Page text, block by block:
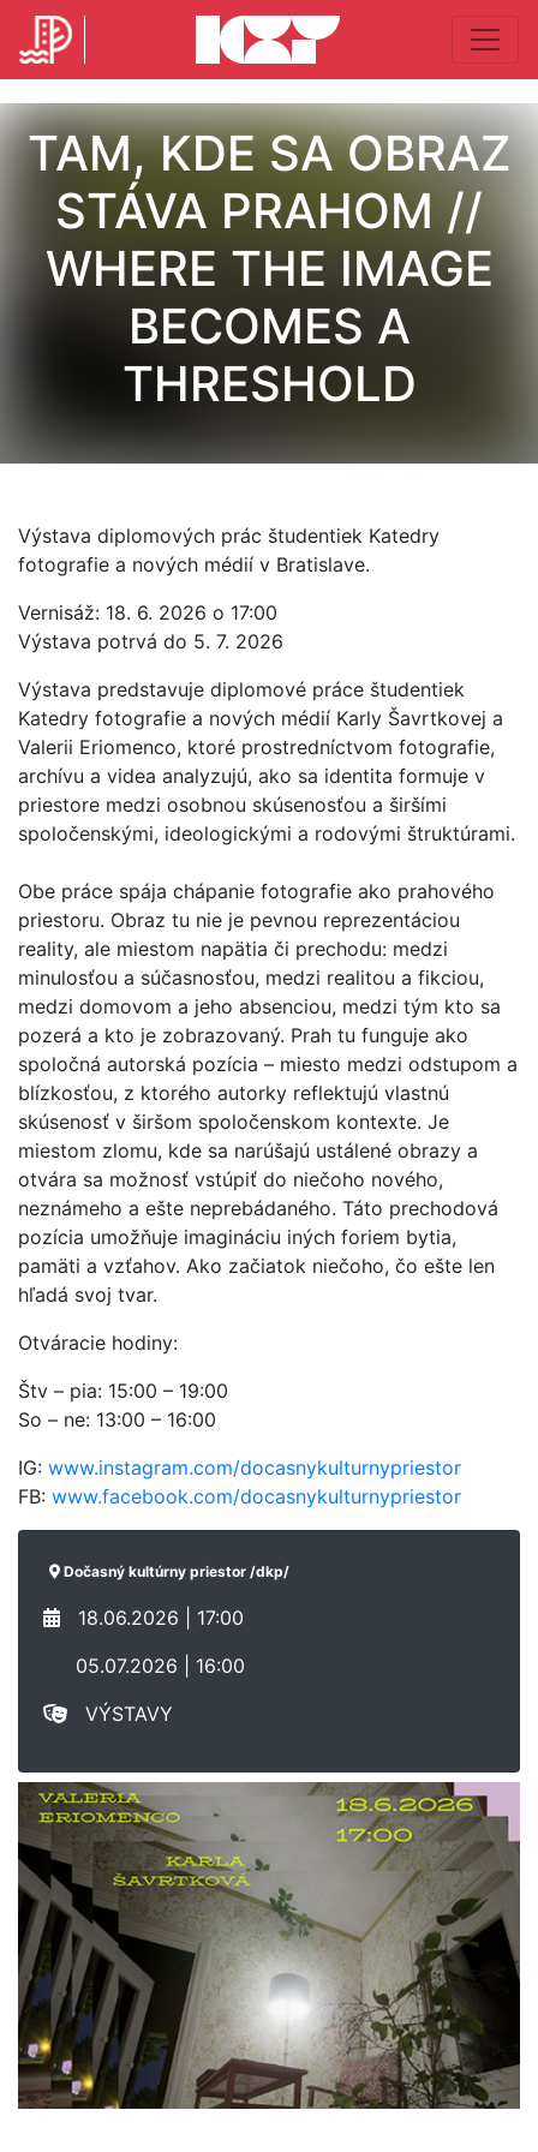
TAM, KDE SA OBRAZ
STÁVA PRAHOM //
WHERE THE IMAGE
BECOMES A
THRESHOLD
Výstava diplomových prác študentiek Katedry
fotografie a nových médií v Bratislave.
Vernisáž: 18. 6. 2026 o 17:00
Výstava potrvá do 5. 7. 2026
Výstava predstavuje diplomové práce študentiek
Katedry fotografie a nových médií Karly Šavrtkovej a
Valerii Eriomenco, ktoré prostredníctvom fotografie,
archívu a videa analyzujú, ako sa identita formuje v
priestore medzi osobnou skúsenosťou a širšími
spoločenskými, ideologickými a rodovými štruktúrami.
Obe práce spája chápanie fotografie ako prahového
priestoru. Obraz tu nie je pevnou reprezentáciou
reality, ale miestom napätia či prechodu: medzi
minulosťou a súčasnosťou, medzi realitou a fikciou,
medzi domovom a jeho absenciou, medzi tým kto sa
pozerá a kto je zobrazovaný. Prah tu funguje ako
spoločná autorská pozícia – miesto medzi odstupom a
blízkosťou, z ktorého autorky reflektujú vlastnú
skúsenosť v širšom spoločenskom kontexte. Je
miestom zlomu, kde sa narúšajú ustálené obrazy a
otvára sa možnosť vstúpiť do niečoho nového,
neznámeho a ešte neprebádaného. Táto prechodová
pozícia umožňuje imagináciu iných foriem bytia,
pamäti a vzťahov. Ako začiatok niečoho, čo ešte len
hľadá svoj tvar.
Otváracie hodiny:
Štv – pia: 15:00 – 19:00
So – ne: 13:00 – 16:00
IG: www.instagram.com/docasnykulturnypriestor
FB: www.facebook.com/docasnykulturnypriestor
Dočasný kultúrny priestor /dkp/
18.06.2026 | 17:00
05.07.2026 | 16:00
VÝSTAVY